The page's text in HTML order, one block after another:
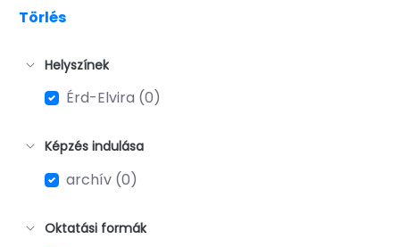
Törlés
Helyszínek
Érd-Elvira (0)
Képzés indulása
archív (0)
Oktatási formák